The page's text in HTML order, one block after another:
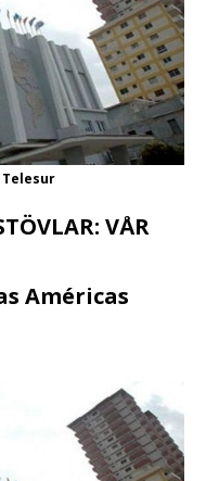
Telesur
VÅR
Américas